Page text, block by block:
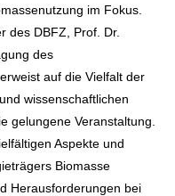
im Fokus.
des DBFZ, Prof. Dr.
des
auf die Vielfalt der
wissenschaftlichen
gelungene Veranstaltung.
Aspekte und
Biomasse
Herausforderungen bei